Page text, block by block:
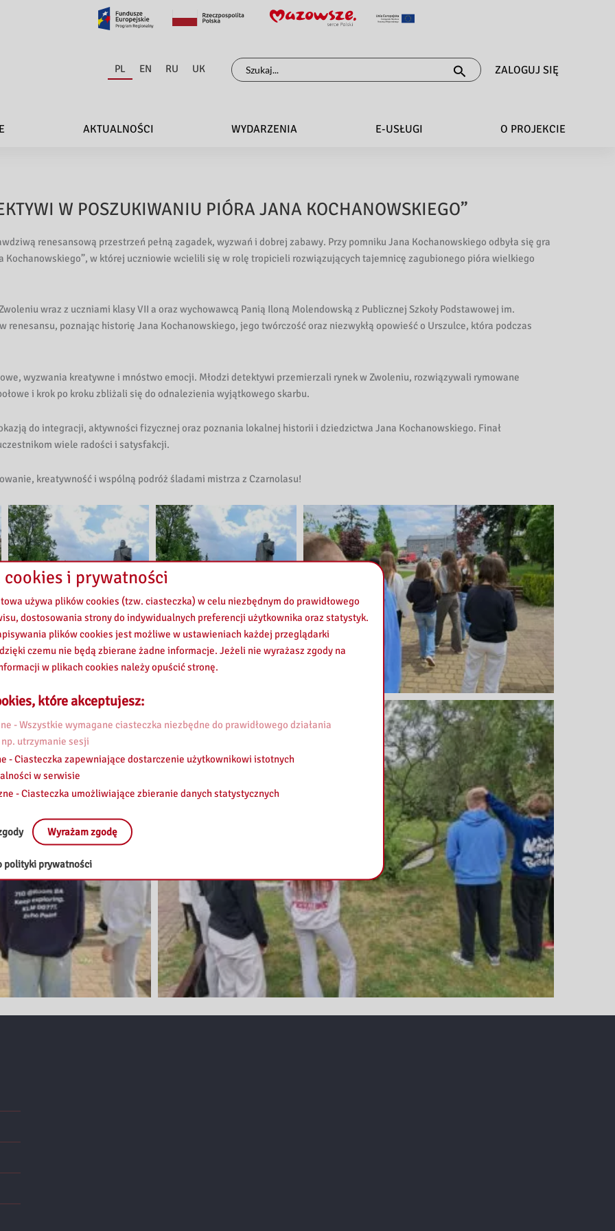
PL EN RU UK
Szukaj
dla:
ZALOGUJ SIĘ
AKTUALNOŚCI WYDARZENIA E-USŁUGI O PROJEKCIE
W POSZUKIWANIU PIÓRA JANA KOCHANOWSKIEGO”
renesansową przestrzeń pełną zagadek, wyzwań i dobrej zabawy. Przy pomniku Jana Kochanowskiego odbyła się gra
Kochanowskiego”, w której uczniowie wcielili się w rolę tropicieli rozwiązujących tajemnicę zagubionego pióra wielkiego
wraz z uczniami klasy VII a oraz wychowawcą Panią Iloną Molendowską z Publicznej Szkoły Podstawowej im.
renesansu, poznając historię Jana Kochanowskiego, jego twórczość oraz niezwykłą opowieść o Urszulce, która podczas
wyzwania kreatywne i mnóstwo emocji. Młodzi detektywi przemierzali rynek w Zwoleniu, rozwiązywali rymowane
i krok po kroku zbliżali się do odnalezienia wyjątkowego skarbu.
do integracji, aktywności fizycznej oraz poznania lokalnej historii i dziedzictwa Jana Kochanowskiego. Finał
wiele radości i satysfakcji.
kreatywność i wspólną podróż śladami mistrza z Czarnolasu!
i prywatności
używa plików cookies (tzw. ciasteczka) w celu niezbędnym do prawidłowego
dostosowania strony do indywidualnych preferencji użytkownika oraz statystyk.
plików cookies jest możliwe w ustawieniach każdej przeglądarki
czemu nie będą zbierane żadne informacje. Jeżeli nie wyrażasz zgody na
w plikach cookies należy opuścić stronę.
które akceptujesz:
- Wszystkie wymagane ciasteczka niezbędne do prawidłowego działania
utrzymanie sesji
- Ciasteczka zapewniające dostarczenie użytkownikowi istotnych
w serwisie
- Ciasteczka umożliwiające zbieranie danych statystycznych
Wyrażam zgodę
polityki prywatności